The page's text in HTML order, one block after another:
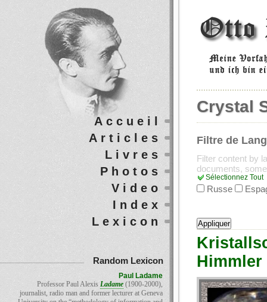
Crystal
Filtre de
Filter content by
documents,
Sélectionnez Tout
Russe
Accueil
Articles
Livres
Photos
Video
Index
Lexicon
Random Lexicon
Paul Ladame
Professor Paul AlexisLadame (1900-2000),
journalist, radio man and former lecturer at Geneva